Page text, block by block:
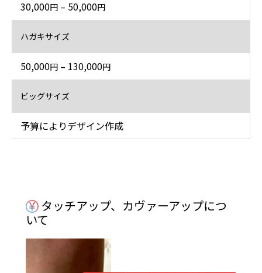
30,000円 – 50,000円
ハガキサイズ
50,000円 – 130,000円
ビッグサイズ
予算によりデザイン作成
タッチアップ、カヴァーアップにつ
いて